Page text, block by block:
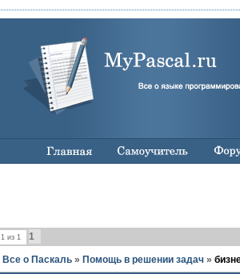
1 из 1 1
Все о Паскаль » Помощь в решении задач »